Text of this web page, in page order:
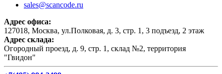
sales@scancode.ru
Адрес офиса:
127018, Москва, ул.Полковая, д. 3, стр. 1, 3 подъезд, 2 этаж
Адрес склада:
Огородный проезд, д. 9, стр. 1, склад №2, территория
"Гвидон"